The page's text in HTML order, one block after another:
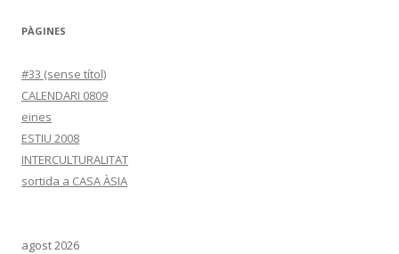
PÀGINES
#33 (sense títol)
CALENDARI 0809
eines
ESTIU 2008
INTERCULTURALITAT
sortida a CASA ÀSIA
agost 2026